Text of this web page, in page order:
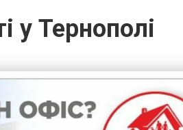
у Тернополі